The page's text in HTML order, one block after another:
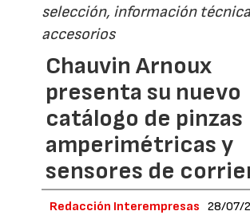
selección, información
accesorios
Chauvin Arnoux
presenta su nuevo
catálogo de pinzas
amperimétricas y
sensores de
Redacción Interempresas 28/07/